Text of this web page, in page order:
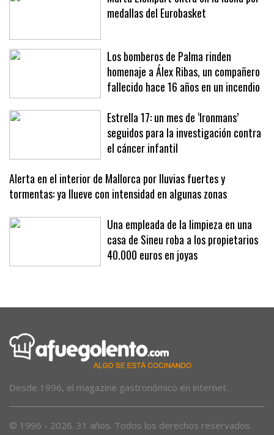
Marta Llompart entra en la lucha por
Los bomberos de Palma rinden
homenaje a Álex Ribas, un compañero
fallecido hace 16 años en un incendio
Estrella 17: un mes de ‘Ironmans’
seguidos para la investigación contra
el cáncer infantil
Alerta en el interior de Mallorca por lluvias fuertes y
tormentas: ya llueve con intensidad en algunas zonas
Una empleada de la limpieza en una
casa de Sineu roba a los propietarios